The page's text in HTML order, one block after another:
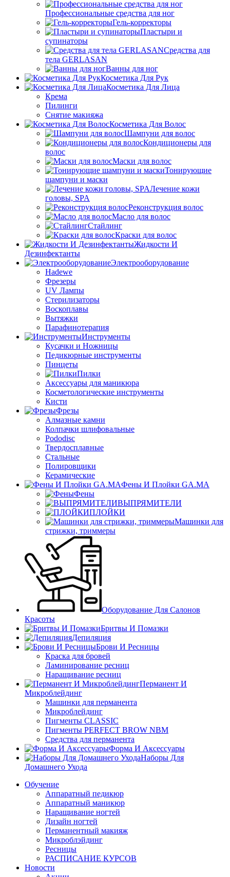
Профессиональные средства для ног
Гель-корректоры
Пластыри и
супинаторы
Средства для
тела GERLASAN
Ванны для ног
Косметика Для Рук
Косметика Для Лица
Крема
Пилинги
Снятие макияжа
Косметика Для Волос
Шампуни для волос
Кондиционеры для
волос
Маски для волос
Тонирующие
шампуни и маски
Лечение кожи
головы, SPA
Реконструкция волос
Масло для волос
Стайлинг
Краски для волос
Жидкости И
Дезинфектанты
Электрооборудование
Hadewe
Фрезеры
UV Лампы
Стерилизаторы
Воскоплавы
Вытяжки
Парафинотерапия
Инструменты
Кусачки и Ножницы
Педикюрные инструменты
Пинцеты
Пилки
Аксессуары для маникюра
Косметологические инструменты
Кисти
Фрезы
Алмазные камни
Колпачки шлифовальные
Pododisc
Твердосплавные
Стальные
Полировщики
Керамические
Фены И Плойки GA.MA
Фены
ВЫПРЯМИТЕЛИ
ПЛОЙКИ
Машинки для
стрижки, триммеры
Оборудование Для Салонов
Красоты
Бритвы И Помазки
Депиляция
Брови И Ресницы
Краска для бровей
Ламинирование ресниц
Наращивание ресниц
Перманент И
Микроблейдинг
Машинки для перманента
Микроблейдинг
Пигменты CLASSIC
Пигменты PERFECT BROW NBM
Средства для перманента
Форма И Аксессуары
Наборы Для
Домашнего Ухода
Обучение
Аппаратный педикюр
Аппаратный маникюр
Наращивание ногтей
Дизайн ногтей
Перманентный макияж
Микроблэйдинг
Ресницы
РАСПИСАНИЕ КУРСОВ
Новости